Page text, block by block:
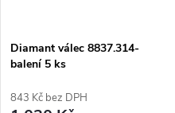
p
r
s
p
Diamant válec 8837.314-
balení 5 ks
843 Kč bez DPH